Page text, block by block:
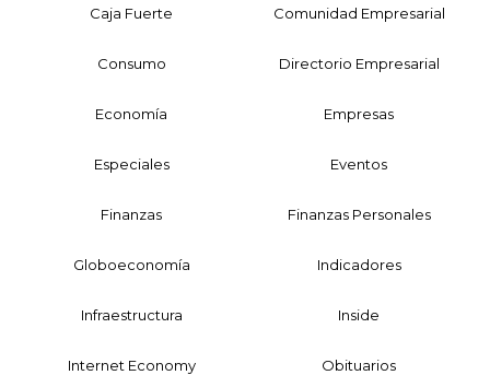
Caja Fuerte Comunidad Empresarial
Consumo Directorio Empresarial
Economía Empresas
Especiales Eventos
Finanzas Finanzas Personales
Globoeconomía Indicadores
Infraestructura Inside
Internet Economy Obituarios